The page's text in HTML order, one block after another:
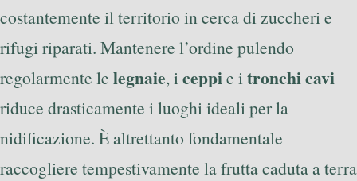
costantemente il territorio in cerca di zuccheri e
rifugi riparati. Mantenere l’ordine pulendo
regolarmente le legnaie, iceppie itronchi cavi
riduce drasticamente i luoghi ideali per la
nidificazione. È altrettanto fondamentale
raccogliere tempestivamente la frutta caduta a terra